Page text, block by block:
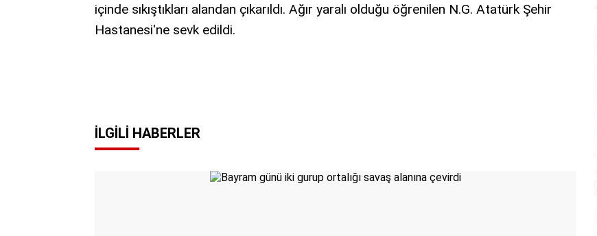
içinde sıkıştıkları alandan çıkarıldı. Ağır yaralı olduğu öğrenilen N.G. Atatürk Şehir
Hastanesi'ne sevk edildi.
İLGILI HABERLER